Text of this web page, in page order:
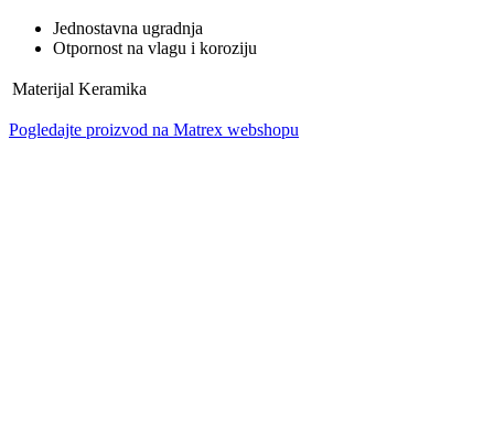
Jednostavna ugradnja
Otpornost na vlagu i koroziju
Materijal Keramika
Pogledajte proizvod na Matrex webshopu